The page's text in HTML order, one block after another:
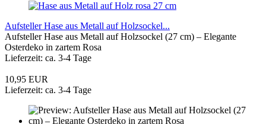
Aufsteller Hase aus Metall auf Holzsockel...
Aufsteller Hase aus Metall auf Holzsockel (27 cm) – Elegante
Osterdeko in zartem Rosa
Lieferzeit: ca. 3-4 Tage
10,95 EUR
Lieferzeit: ca. 3-4 Tage